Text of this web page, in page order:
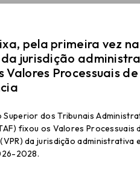
pela primeira vez na
jurisdição
Valores Processuais de
Superior dos Tribunais
fixou os Valores Processuais
da jurisdição administrativa
2028.